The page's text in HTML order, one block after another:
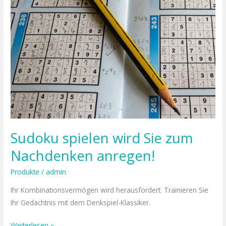
Sudoku spielen wird Sie zum
Nachdenken anregen!
Produkte /admin
Ihr Kombinationsvermögen wird herausfordert. Trainieren Sie
Ihr Gedächtnis mit dem Denkspiel-Klassiker.
wird
Sie
zum
Nachdenken
anregen!